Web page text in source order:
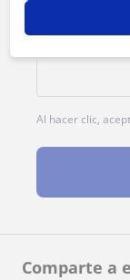
Comparte a
Al hacer clic,